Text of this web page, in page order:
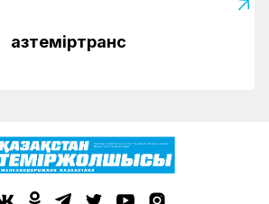
Қазтеміртранс